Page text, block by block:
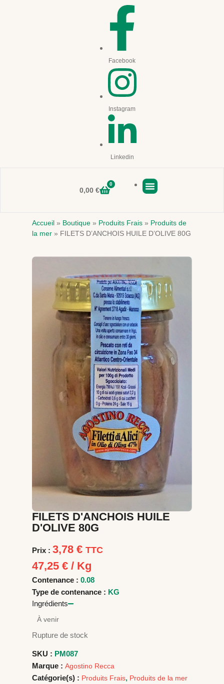
Facebook
Instagram
Linkedin
0,00€
0
Accueil » Boutique » Produits Frais » Produits de
la mer » FILETS D’ANCHOIS HUILE D’OLIVE 80G
FILETS D'ANCHOIS HUILE
D'OLIVE 80G
Prix : 3,78 € TTC
47,25 € / Kg
Contenance : 0.08
Type de contenance : KG
Ingrédients
À venir
Rupture de stock
SKU : PM087
Marque : Agostino Recca
Catégorie(s) : Produits Frais, Produits de la mer